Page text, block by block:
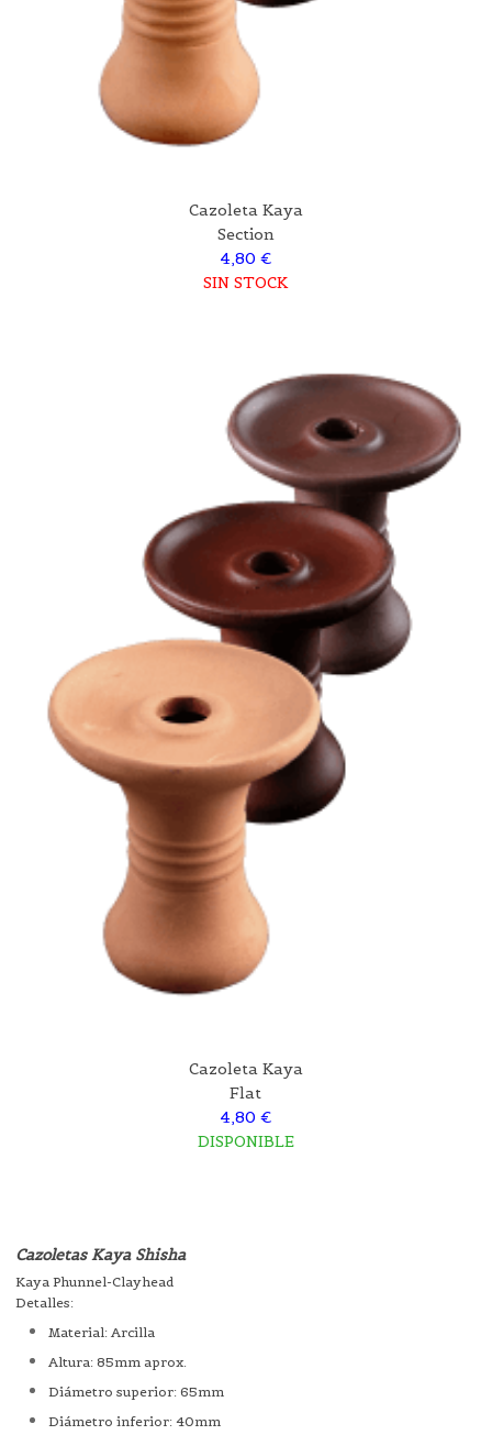
Cazoleta Kaya
Section
4,80 €
SIN STOCK
Cazoleta Kaya
Flat
4,80 €
DISPONIBLE
Cazoletas Kaya Shisha
Kaya Phunnel-Clayhead
Detalles:
Material: Arcilla
Altura: 85mm aprox.
Diámetro superior: 65mm
Diámetro inferior: 40mm